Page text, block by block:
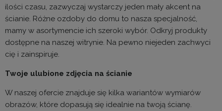
ilości czasu, zazwyczaj wystarczy jeden mały akcent na
ścianie. Różne ozdoby do domu to nasza specjalność,
mamy w asortymencie ich szeroki wybór. Odkryj produkty
dostępne na naszej witrynie. Na pewno niejeden zachwyci
cię i zainspiruje.
Twoje ulubione zdjęcia na ścianie
W naszej ofercie znajduje się kilka wariantów wymiarów
obrazów, które dopasują się idealnie na twoją ścianę.